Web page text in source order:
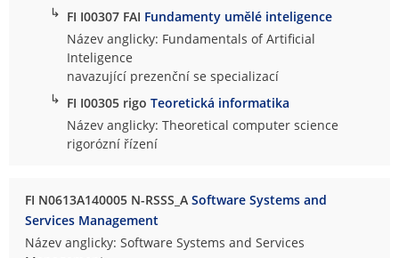
↳ FI I00307 FAI Fundamenty umělé inteligence
Název anglicky: Fundamentals of Artificial
Inteligence
navazující prezenční se specializací
↳ FI I00305 rigoTeoretická informatika
Název anglicky: Theoretical computer science
rigorózní řízení
FI N0613A140005 N-RSSS_ASoftware Systems and
Services Management
Název anglicky: Software Systems and Services